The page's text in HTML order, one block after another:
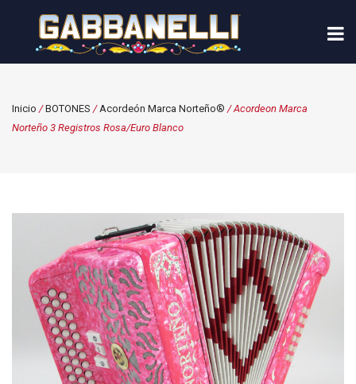
Inicio /BOTONES /Acordeón Marca Norteño® / Acordeon Marca
Norteño 3 Registros Rosa/Euro Blanco